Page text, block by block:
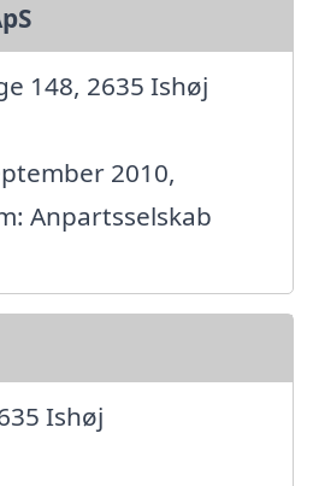
148, 2635 Ishøj
2010,
Anpartsselskab
Ishøj